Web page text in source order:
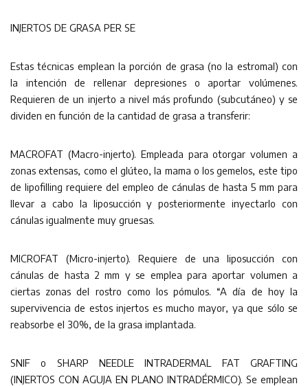
INJERTOS DE GRASA PER SE
Estas técnicas emplean la porción de grasa (no la estromal) con
la intención de rellenar depresiones o aportar volúmenes.
Requieren de un injerto a nivel más profundo (subcutáneo) y se
dividen en función de la cantidad de grasa a transferir:
MACROFAT (Macro-injerto). Empleada para otorgar volumen a
zonas extensas, como el glúteo, la mama o los gemelos, este tipo
de lipofilling requiere del empleo de cánulas de hasta 5 mm para
llevar a cabo la liposucción y posteriormente inyectarlo con
cánulas igualmente muy gruesas.
MICROFAT (Micro-injerto). Requiere de una liposucción con
cánulas de hasta 2 mm y se emplea para aportar volumen a
ciertas zonas del rostro como los pómulos. “A día de hoy la
supervivencia de estos injertos es mucho mayor, ya que sólo se
reabsorbe el 30%, de la grasa implantada.
SNIF o SHARP NEEDLE INTRADERMAL FAT GRAFTING
(INJERTOS CON AGUJA EN PLANO INTRADÉRMICO). Se emplean